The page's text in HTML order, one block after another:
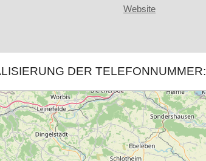
Website
DER TELEFONNUMMER: